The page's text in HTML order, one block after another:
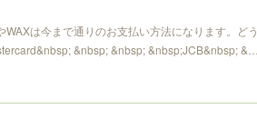
は今まで通りのお支払い方法になります。どう
&nbsp; &nbsp; &nbsp;JCB&nbsp; &…